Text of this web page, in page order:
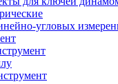
угловых